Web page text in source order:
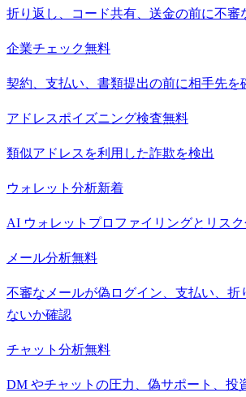
折り返し、コード共有、送金の前に不審
企業チェック無料
契約、支払い、書類提出の前に相手先を
アドレスポイズニング検査無料
類似アドレスを利用した詐欺を検出
ウォレット分析新着
AI ウォレットプロファイリングとリス
メール分析無料
不審なメールが偽ログイン、支払い、折
ないか確認
チャット分析無料
DM やチャットの圧力、偽サポート、投